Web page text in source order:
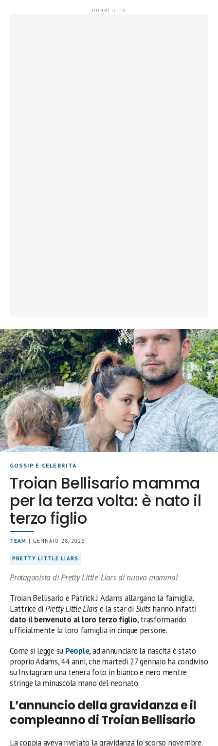
GOSSIP E CELEBRITÀ
Troian Bellisario mamma
per la terza volta: è nato il
terzo figlio
TEAM | GENNAIO 28, 2026
PRETTY LITTLE LIARS
Protagonista di Pretty Little Liars di nuovo mamma!
Troian Bellisario e Patrick J. Adams allargano la famiglia.
L’attrice di Pretty Little Liarse la star di Suitshanno infatti
dato il benvenuto al loro terzo figlio, trasformando
ufficialmente la loro famiglia in cinque persone.
Come si legge su People, ad annunciare la nascita è stato
proprio Adams, 44 anni, che martedì 27 gennaio ha condiviso
su Instagram una tenera foto in bianco e nero mentre
stringe la minuscola mano del neonato.
L’annuncio della gravidanza e il
compleanno di Troian Bellisario
La coppia aveva rivelato la gravidanza lo scorso novembre.